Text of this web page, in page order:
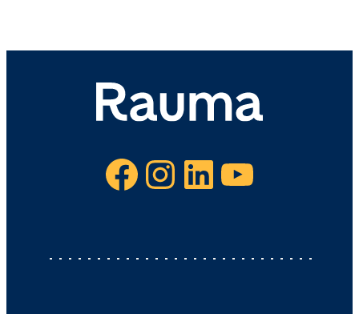
Facebook Instagram LinkedIn YouTube